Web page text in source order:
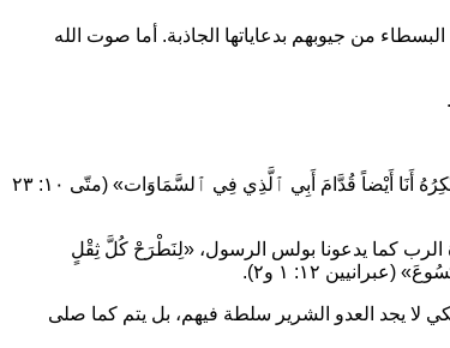
من جيوبهم بدعاياتها الجاذبة. أما صوت الله
أَنَا أَيْضاً قُدَّامَ أَبِي ٱلَّذِي فِي ٱلسَّمَاوَات»
(متّى ١٠: ٢٣
الرب كما يدعونا بولس الرسول، «لِنَطْرَحْ كُلَّ ثِقْلٍ
(عبرانيين ١٢: ١ و٢).
لا يجد العدو الشرير سلطة فيهم، بل يتم كما صلى